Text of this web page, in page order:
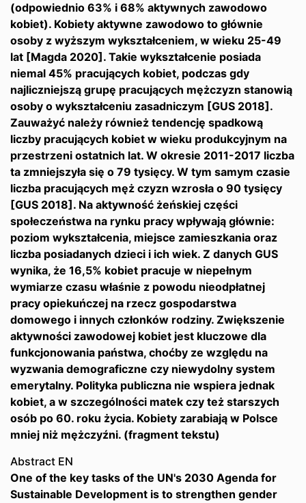
(odpowiednio 63% i 68% aktywnych zawodowo
kobiet). Kobiety aktywne zawodowo to głównie
osoby z wyższym wykształceniem, w wieku 25-49
lat [Magda 2020]. Takie wykształcenie posiada
niemal 45% pracujących kobiet, podczas gdy
najliczniejszą grupę pracujących mężczyzn stanowią
osoby o wykształceniu zasadniczym [GUS 2018].
Zauważyć należy również tendencję spadkową
liczby pracujących kobiet w wieku produkcyjnym na
przestrzeni ostatnich lat. W okresie 2011-2017 liczba
ta zmniejszyła się o 79 tysięcy. W tym samym czasie
liczba pracujących męż czyzn wzrosła o 90 tysięcy
[GUS 2018]. Na aktywność żeńskiej części
społeczeństwa na rynku pracy wpływają głównie:
poziom wykształcenia, miejsce zamieszkania oraz
liczba posiadanych dzieci i ich wiek. Z danych GUS
wynika, że 16,5% kobiet pracuje w niepełnym
wymiarze czasu właśnie z powodu nieodpłatnej
pracy opiekuńczej na rzecz gospodarstwa
domowego i innych członków rodziny. Zwiększenie
aktywności zawodowej kobiet jest kluczowe dla
funkcjonowania państwa, choćby ze względu na
wyzwania demograficzne czy niewydolny system
emerytalny. Polityka publiczna nie wspiera jednak
kobiet, a w szczególności matek czy też starszych
osób po 60. roku życia. Kobiety zarabiają w Polsce
mniej niż mężczyźni. (fragment tekstu)
Abstract EN
One of the key tasks of the UN's 2030 Agenda for
Sustainable Development is to strengthen gender